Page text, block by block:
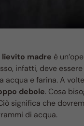
lievito madre è
infatti, deve
e farina. A
debole. Cosa
significa che
di acqua.